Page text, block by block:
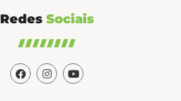
Redes Sociais